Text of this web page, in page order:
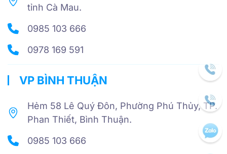
tỉnh Cà Mau.
0985 103 666
0978 169 591
VP BÌNH THUẬN
Hẻm 58 Lê Quý Đôn, Phường Phú Thủy, TP.
Phan Thiết, Bình Thuận.
0985 103 666